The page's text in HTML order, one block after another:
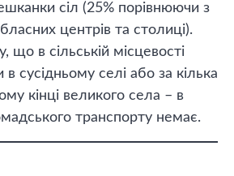
сіл (25% порівнюючи з
центрів та столиці).
що в сільській місцевості
сусідньому селі або за кілька
кінці великого села – в
транспорту немає.